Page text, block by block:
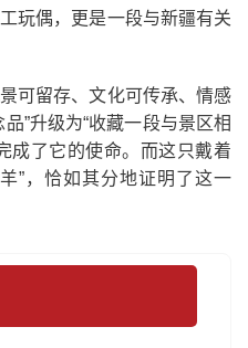
玩偶，更是一段与新疆有关
可留存、文化可传承、情感
”升级为“收藏一段与景区相
成了它的使命。而这只戴着
羊”，恰如其分地证明了这一